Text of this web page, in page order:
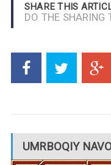
SHARE THIS
DO THE SHARING
UMRBOQIY